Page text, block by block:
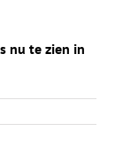
nu te zien in